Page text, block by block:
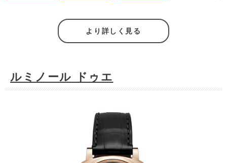
より詳しく見る
ルミノール ドゥエ